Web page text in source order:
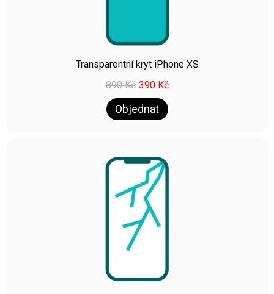
Transparentní kryt iPhone XS
890Kč 390 Kč
Objednat